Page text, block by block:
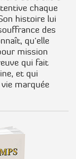
chaque
histoire lui
des
qu'elle
mission
qui fait
et qui
marquée